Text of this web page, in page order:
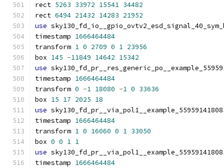
rect 5263 33972 15541 34482
rect 6494 21432 14283 21952
use
timestamp 1666464484
transform 1 0 2709 0 1 23956
box 145 -11849 14642 15342
use
timestamp 1666464484
transform 0 -1 18080 -1 0 33636
box 15 17 2025 18
use
timestamp 1666464484
transform 1 0 16060 0 1 33050
box 0 0 1 1
use
timestamp 1666464484